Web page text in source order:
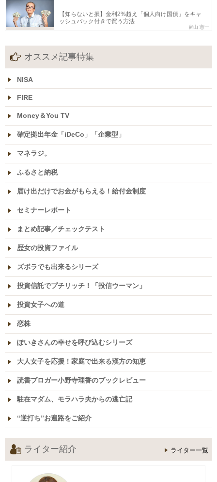
【知らないと損】金利2%超え「個人向け国債」をキャ
ッシュバック付きで買う方法
畠山 憲一
オススメ記事特集
NISA
FIRE
Money＆You TV
確定拠出年金「iDeCo」「企業型」
マネラジ。
ふるさと納税
届け出だけでお金がもらえる！給付金制度
セミナーレポート
まとめ記事／チェックテスト
歴女の投資ファイル
ズボラでも出来るシリーズ
投資信託でプチリッチ！「投信ウーマン」
投資女子への道
恋株
ぽいきさんの幸せを呼び込むシリーズ
大人女子を応援！家庭で出来る漢方の知恵
読書ブロガー小野寺理香のブックレビュー
駐在マダム、モラハラ夫からの逃亡記
“逆打ち”お遍路をご紹介
ライター紹介 ライター一覧